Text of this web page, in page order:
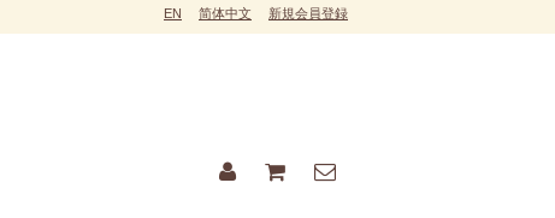
EN 简体中文 新規会員登録